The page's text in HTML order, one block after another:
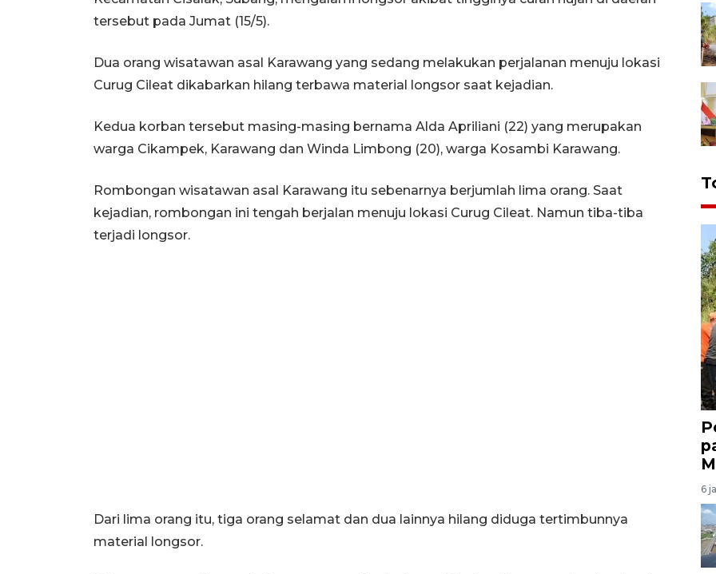
tersebut pada Jumat (15/5).
Dua orang wisatawan asal Karawang yang sedang melakukan perjalanan menuju lokasi
Curug Cileat dikabarkan hilang terbawa material longsor saat kejadian.
Kedua korban tersebut masing-masing bernama Alda Apriliani (22) yang merupakan
warga Cikampek, Karawang dan Winda Limbong (20), warga Kosambi Karawang.
Rombongan wisatawan asal Karawang itu sebenarnya berjumlah lima orang. Saat
kejadian, rombongan ini tengah berjalan menuju lokasi Curug Cileat. Namun tiba-tiba
terjadi longsor.
Dari lima orang itu, tiga orang selamat dan dua lainnya hilang diduga tertimbunnya
material longsor.
6